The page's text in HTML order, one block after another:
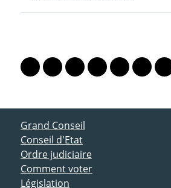
Lien vers le profil Mastodon
Lien vers le profil Bluesky
Lien vers le profil
Lien vers le
Lien vers le
Lien
ACCÈS DIRECT
Grand Conseil
Conseil d'Etat
Ordre judiciaire
Comment voter
Législation